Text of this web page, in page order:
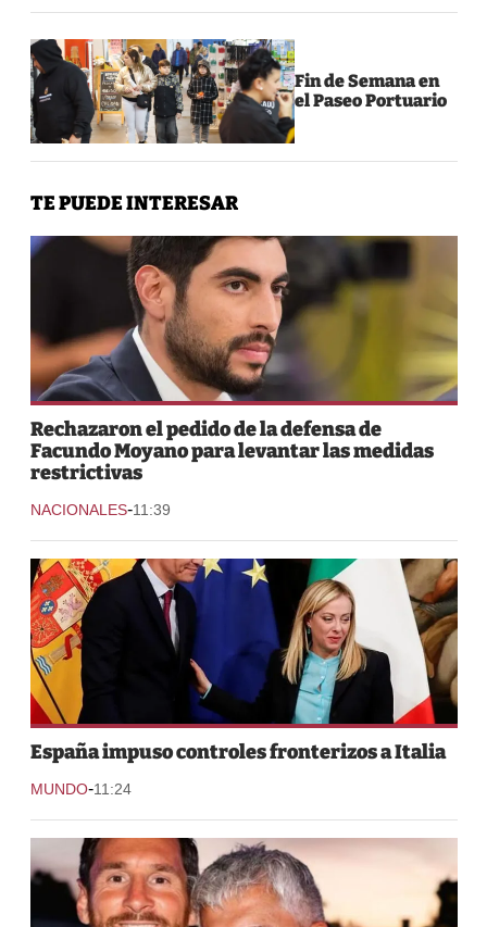
Fin de Semana en
el Paseo Portuario
TE PUEDE INTERESAR
Rechazaron el pedido de la defensa de
Facundo Moyano para levantar las medidas
restrictivas
NACIONALES-11:39
España impuso controles fronterizos a Italia
MUNDO-11:24